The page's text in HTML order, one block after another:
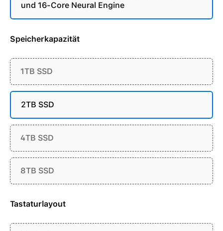
und 16-Core Neural Engine
Speicherkapazität
1TB SSD
2TB SSD
4TB SSD
8TB SSD
Tastaturlayout